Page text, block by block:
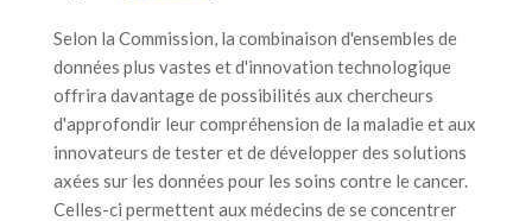
Selon la Commission, la combinaison d'ensembles de
données plus vastes et d'innovation technologique
offrira davantage de possibilités aux chercheurs
d'approfondir leur compréhension de la maladie et aux
innovateurs de tester et de développer des solutions
axées sur les données pour les soins contre le cancer.
Celles-ci permettent aux médecins de se concentrer